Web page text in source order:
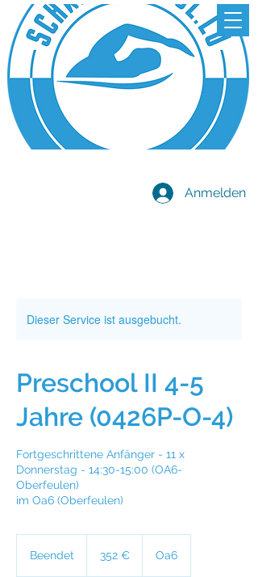
Anmelden
Dieser Service ist ausgebucht.
Preschool II 4-5
Jahre (0426P-O-4)
Fortgeschrittene Anfänger - 11 x
Donnerstag - 14:30-15:00 (OA6-
Oberfeulen)
im Oa6 (Oberfeulen)
Beendet 352 € Oa6